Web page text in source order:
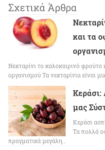
Σχετικά Άρθρα
και τα
Νεκταρίνι το καλοκαιρινό φρούτο
οργανισμού Τα νεκταρίνια είναι
Κεράσι:
μας
Κεράσι
Τα πολλά
πραγματικά μεγάλη…